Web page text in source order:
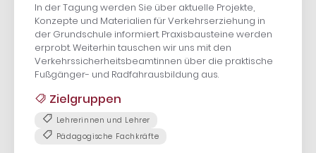
In der Tagung werden Sie über aktuelle Projekte,
Konzepte und Materialien für Verkehrserziehung in
der Grundschule informiert. Praxisbausteine werden
erprobt. Weiterhin tauschen wir uns mit den
Verkehrssicherheitsbeamtinnen über die praktische
Fußgänger- und Radfahrausbildung aus.
Zielgruppen
Lehrerinnen und Lehrer
Pädagogische Fachkräfte